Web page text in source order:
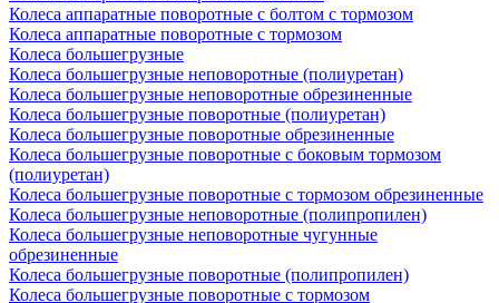
Колеса аппаратные поворотные с болтом с тормозом
Колеса аппаратные поворотные с тормозом
Колеса большегрузные
Колеса большегрузные неповоротные (полиуретан)
Колеса большегрузные неповоротные обрезиненные
Колеса большегрузные поворотные (полиуретан)
Колеса большегрузные поворотные обрезиненные
Колеса большегрузные поворотные с боковым тормозом
(полиуретан)
Колеса большегрузные поворотные с тормозом обрезиненные
Колеса большегрузные неповоротные (полипропилен)
Колеса большегрузные неповоротные чугунные
обрезиненные
Колеса большегрузные поворотные (полипропилен)
Колеса большегрузные поворотные с тормозом